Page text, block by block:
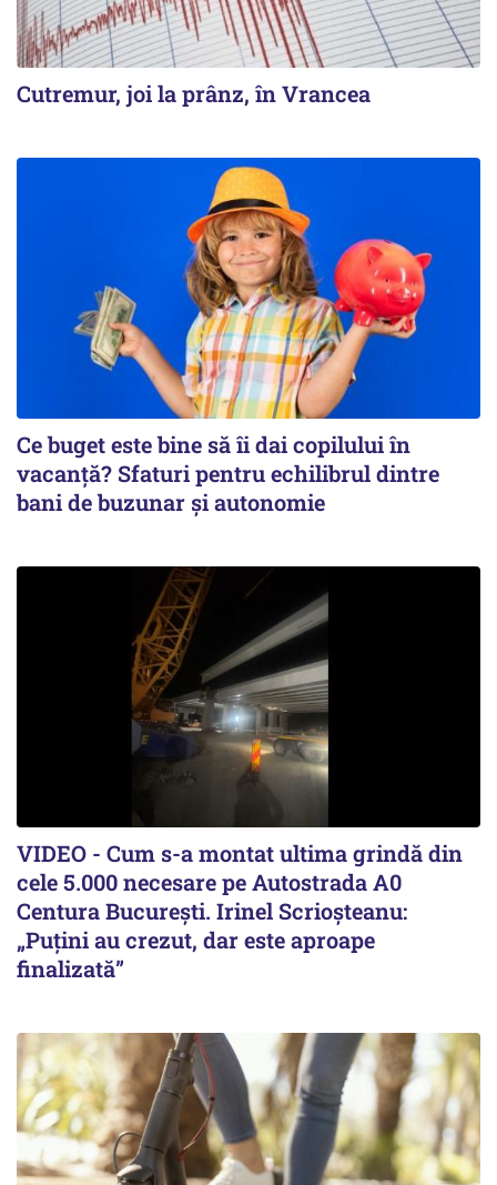
Cutremur, joi la prânz, în Vrancea
Ce buget este bine să îi dai copilului în
vacanță? Sfaturi pentru echilibrul dintre
bani de buzunar și autonomie
VIDEO - Cum s-a montat ultima grindă din
cele 5.000 necesare pe Autostrada A0
Centura București. Irinel Scrioșteanu:
„Puțini au crezut, dar este aproape
finalizată”